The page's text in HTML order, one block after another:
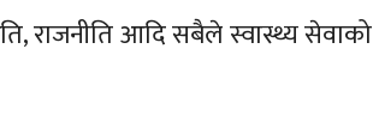
राजनीति आदि सबैले स्वास्थ्य सेवाको